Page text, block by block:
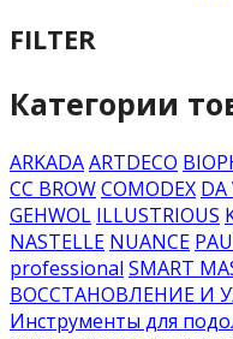
FILTER
Категории
ARKADAARTDECO
CC BROWCOMODEX DA
GEHWOL ILLUSTRIOUS
NASTELLE NUANCE
professional SMART
ВОССТАНОВЛЕНИЕ И
Инструменты для